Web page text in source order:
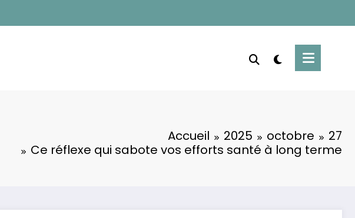
Accueil 2025 octobre
27
Ce réflexe qui sabote vos efforts santé à long terme